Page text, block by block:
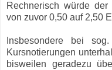
Rechnerisch würde
von zuvor 0,50 auf 2,50
Insbesondere bei
Kursnotierungen
bisweilen geradezu